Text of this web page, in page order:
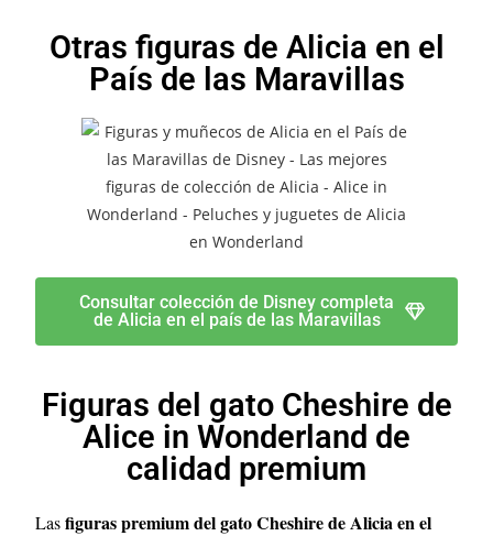
Otras figuras de Alicia en el
País de las Maravillas
Consultar colección de Disney completa
de Alicia en el país de las Maravillas
Figuras del gato Cheshire de
Alice in Wonderland de
calidad premium
Lasfiguras premium del gato Cheshire de Alicia en el